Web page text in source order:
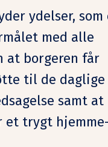
ydelser, som
med alle
at borgeren får
til de daglige
samt at
et trygt hjemme-